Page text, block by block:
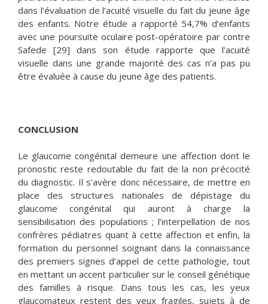
CONCLUSION
Le glaucome congénital demeure une affection dont le
pronostic reste redoutable du fait de la non précocité
du diagnostic. Il s’avère donc nécessaire, de mettre en
place des structures nationales de dépistage du
glaucome congénital qui auront à charge la
sensibilisation des populations ; l’interpellation de nos
confrères pédiatres quant à cette affection et enfin, la
formation du personnel soignant dans la connaissance
des premiers signes d’appel de cette pathologie, tout
en mettant un accent particulier sur le conseil génétique
des familles à risque. Dans tous les cas, les yeux
glaucomateux restent des yeux fragiles, sujets à de